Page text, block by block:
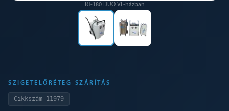
RT-180 DUO VL-házban
SZIGETELŐRÉTEG-SZÁRÍTÁS
Cikkszám 11979